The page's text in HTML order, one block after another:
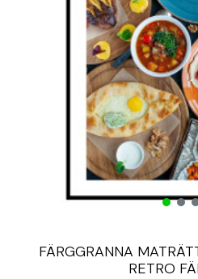
FÄRGGRANNA
RETRO